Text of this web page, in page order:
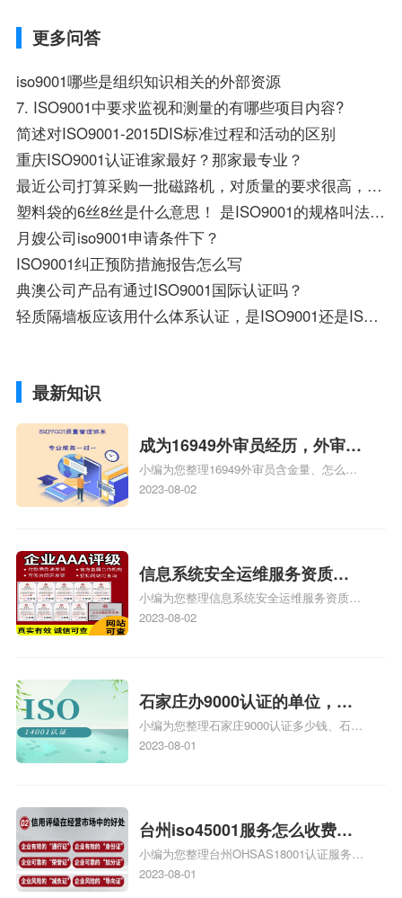
更多问答
iso9001哪些是组织知识相关的外部资源
7. ISO9001中要求监视和测量的有哪些项目内容?
简述对ISO9001-2015DIS标准过程和活动的区别
重庆ISO9001认证谁家最好？那家最专业？
最近公司打算采购一批磁路机，对质量的要求很高，必须通过ISO9001企业，大家有没有好的推荐啊，急，在线等。。。
塑料袋的6丝8丝是什么意思！ 是ISO9001的规格叫法还是做塑料袋的通俗叫法？
月嫂公司iso9001申请条件下？
ISO9001纠正预防措施报告怎么写
典澳公司产品有通过ISO9001国际认证吗？
轻质隔墙板应该用什么体系认证，是ISO9001还是ISO2001，急用，谢谢！
最新知识
成为16949外审员经历，外审员
16949
小编为您整理16949外审员含金量、怎么才
能成为注册的TS16949:2009的外审员、我
2023-08-02
信息系统安全运维服务资质二
级费用，信息系统安全运维服
务资质二级
小编为您整理信息系统安全运维服务资质认
证证书机构有哪些、安全运维服务资质的费
体系认证知识，详情可查看下方正文！
2023-08-02
石家庄办9000认证的单位，石
家庄9000认证的公司
小编为您整理石家庄9000认证多少钱、石家
庄9000认证价格多少钱、石家庄9000认证
2023-08-01
台州iso45001服务怎么收费，
台州iso45001认证服务怎么收
费
小编为您整理台州OHSAS18001认证服务中
心哪家收费便宜、台州ISO9000认证，哪个
2023-08-01